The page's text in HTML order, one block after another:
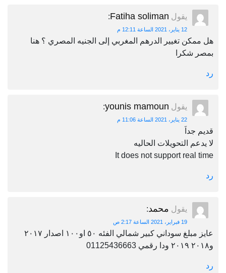
يقول Fatiha soliman
:
12 يناير، 2021 الساعة 12:11 م
هل ممكن تغيير الدرهم المغربي إلى الجنيه المصري ؟ هنا
بمصر شكرا
رد
يقول younis mamoun
:
22 يناير، 2021 الساعة 11:06 م
قديم جداَ
لا يدعم التحويلات الحاليه
It does not support real time
رد
يقول محمد:
19 فبراير، 2021 الساعة 2:17 ص
عايز مبلغ سوداني كبير شمالي الفئه ٥٠ او١٠٠ اصدار ٢٠١٧
و٢٠١٨ ٢٠١٩ ودا رقمي 01125436663
رد